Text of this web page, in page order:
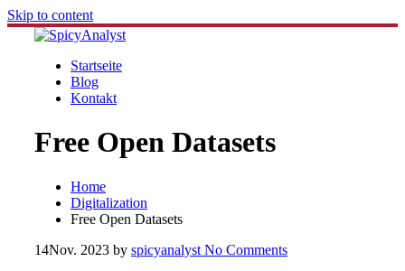
Skip to content
Startseite
Blog
Kontakt
Free Open Datasets
Home
Digitalization
Free Open Datasets
14Nov. 2023 by spicyanalyst No Comments